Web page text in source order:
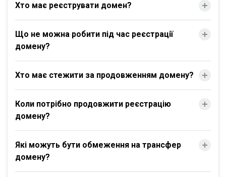
Хто має реєструвати домен?
Що не можна робити під час реєстрації
домену?
Хто має стежити за продовженням домену?
Коли потрібно продовжити реєстрацію
домену?
Які можуть бути обмеження на трансфер
домену?